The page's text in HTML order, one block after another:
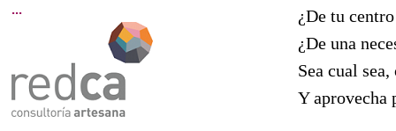
¿De tu
¿De una
Sea cual
Y aprovecha
...